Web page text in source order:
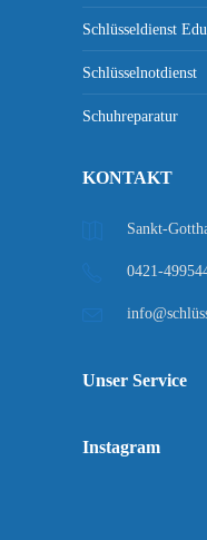
Schlüsseldienst Edu
Schlüsselnotdienst
Schuhreparatur
KONTAKT
Sankt-
0421-
Unser Service
Instagram